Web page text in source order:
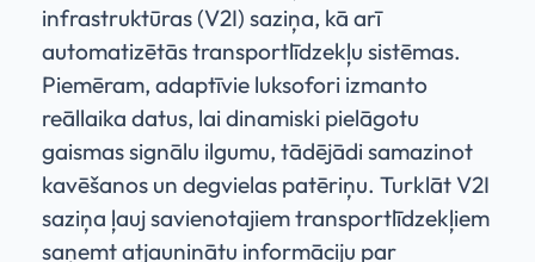
infrastruktūras (V2I) saziņa, kā arī
automatizētās transportlīdzekļu sistēmas.
Piemēram, adaptīvie luksofori izmanto
reāllaika datus, lai dinamiski pielāgotu
gaismas signālu ilgumu, tādējādi samazinot
kavēšanos un degvielas patēriņu. Turklāt V2I
saziņa ļauj savienotajiem transportlīdzekļiem
saņemt atjauninātu informāciju par